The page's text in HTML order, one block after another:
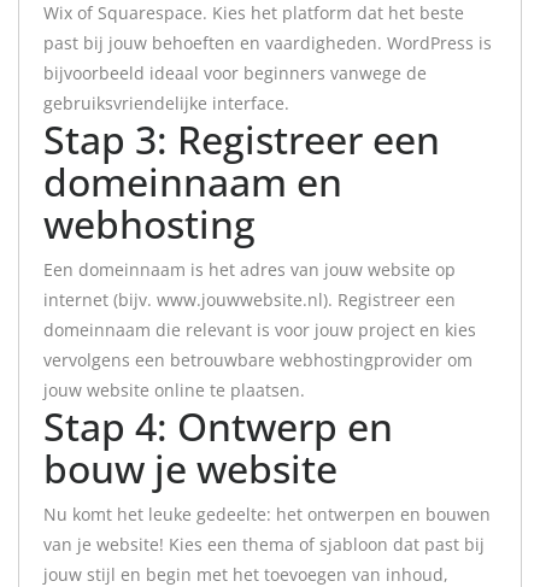
Wix of Squarespace. Kies het platform dat het beste
past bij jouw behoeften en vaardigheden. WordPress is
bijvoorbeeld ideaal voor beginners vanwege de
gebruiksvriendelijke interface.
Stap 3: Registreer een
domeinnaam en
webhosting
Een domeinnaam is het adres van jouw website op
internet (bijv. www.jouwwebsite.nl). Registreer een
domeinnaam die relevant is voor jouw project en kies
vervolgens een betrouwbare webhostingprovider om
jouw website online te plaatsen.
Stap 4: Ontwerp en
bouw je website
Nu komt het leuke gedeelte: het ontwerpen en bouwen
van je website! Kies een thema of sjabloon dat past bij
jouw stijl en begin met het toevoegen van inhoud,